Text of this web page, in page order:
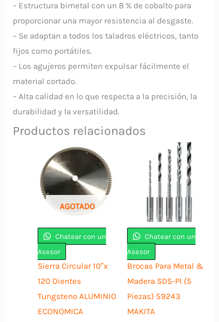
– Estructura bimetal con un 8 % de cobalto para
proporcionar una mayor resistencia al desgaste.
– Se adaptan a todos los taladros eléctricos, tanto
fijos como portátiles.
– Los agujeros permiten expulsar fácilmente el
material cortado.
– Alta calidad en lo que respecta a la precisión, la
durabilidad y la versatilidad.
Productos relacionados
AGOTADO
Chatear con un
Asesor
Sierra Circular 10″x
120 Dientes
Tungsteno ALUMINIO
ECONOMICA
Chatear con un
Asesor
Brocas Para Metal &
Madera SDS-Pl (5
Piezas) 59243
MAKITA